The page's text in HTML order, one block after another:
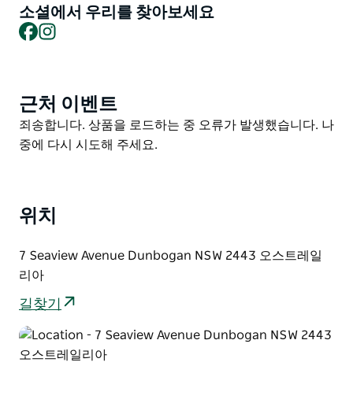
독점할 수 있습니다. 반려동물은 소형견만 허용되며 사전
승인이 필요하고 마당에는 울타리가 없습니다.
과 식당은 앞뒤 발코니로 연결됩니다. 집은 밝고 통풍이
잘 되며 현지 프린트와 해변 스타일의 예술 작품으로 장식
되어 있습니다.
앞쪽 베란다에는 라운지와 애디론댁 의자가 있습니다. 뒤
쪽 베란다에는 후드가 달린 가스 바베큐와 작은 야외 식탁
이 있으며 야외 계단은 빨래 줄이 있는 울타리 없는 뒷마
래층 차고를 통해 접근할 수 있습니다.
소셜에서 우리를 찾아보세요
Facebook
Product
List
근처 이벤트
Product
List
죄송합니다. 상품을 로드하는 중 오류가 발생했습니다. 나
중에 다시 시도해 주세요.
위치
7 Seaview Avenue Dunbogan NSW 2443 오스트레일
리아
길찾기